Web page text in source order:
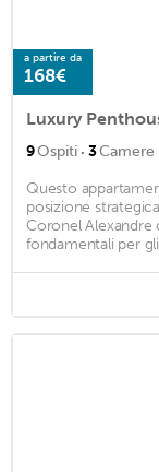
a partire da
168€
Luxury
9Ospiti · 3Camere
Questo
posizione
Coronel Alexandre
fondamentali per gli